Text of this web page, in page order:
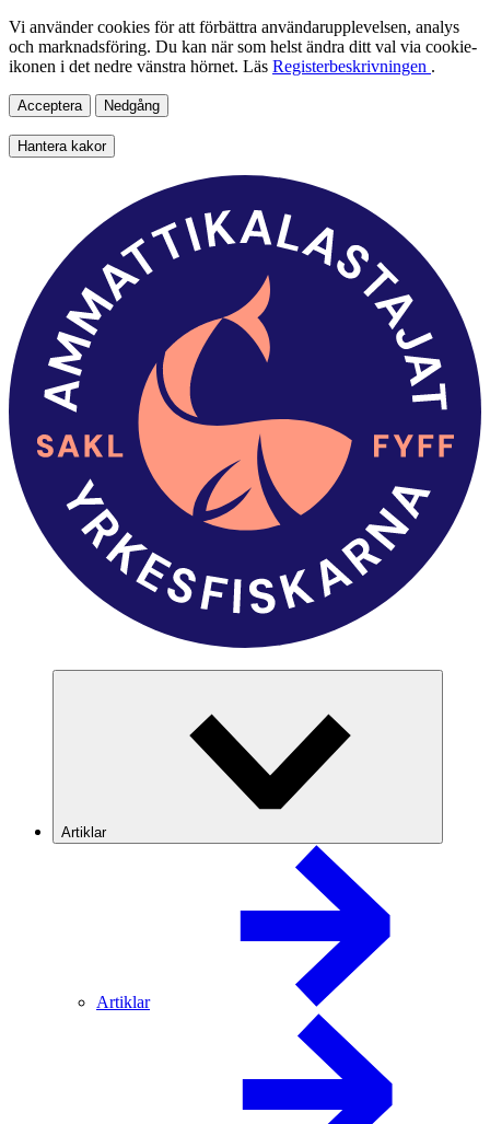
Vi använder cookies för att förbättra användarupplevelsen, analys
och marknadsföring. Du kan när som helst ändra ditt val via cookie-
ikonen i det nedre vänstra hörnet. Läs Registerbeskrivningen .
Acceptera Nedgång
Hantera kakor
Artiklar
Artiklar